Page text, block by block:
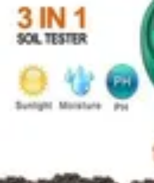
Conseils Jardinage
Entretien et Aménagement
Entretien des Plantes
jardinEntretien du JardinConseils Pratiques